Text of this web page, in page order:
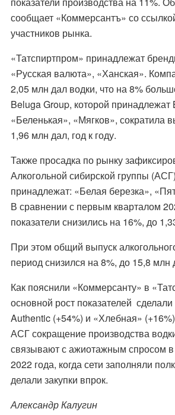
сообщает «Коммерсантъ» со
участников рынка.
«Татспиртпром» принадлежат
«Русская валюта», «Ханская».
2,05 млн дал водки, что на 8%
Beluga Group, которой принадлежат
«Беленькая», «Мягков», сократила
1,96 млн дал, год к году.
Также просадка по рынку
Алкогольной сибирской группы
принадлежат: «Белая березка»,
В сравнении с первым кварталом
показатели снизились на 16%, до
При этом общий выпуск
период снизился на 8%, до 15,8 млн
Как пояснили «Коммерсанту» в
основной рост показателей
Authentic (+54%) и «Хлебная»
АСГ сокращение производства
связывают с ажиотажным спросом
2022 года, когда сети заполняли
делали закупки впрок.
Александр Калугин